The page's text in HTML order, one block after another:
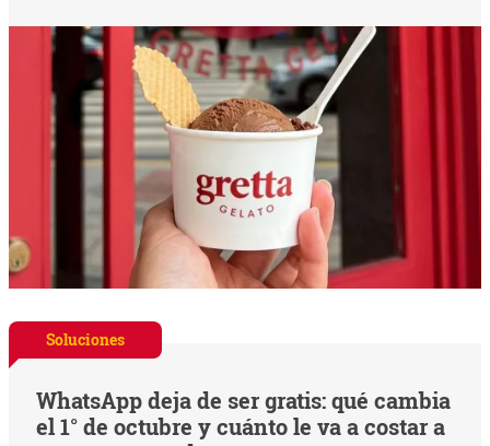
Soluciones
WhatsApp deja de ser gratis: qué cambia
el 1° de octubre y cuánto le va a costar a